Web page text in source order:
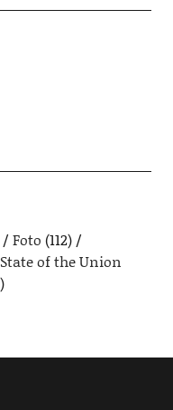
Foto (112)
State of the Union